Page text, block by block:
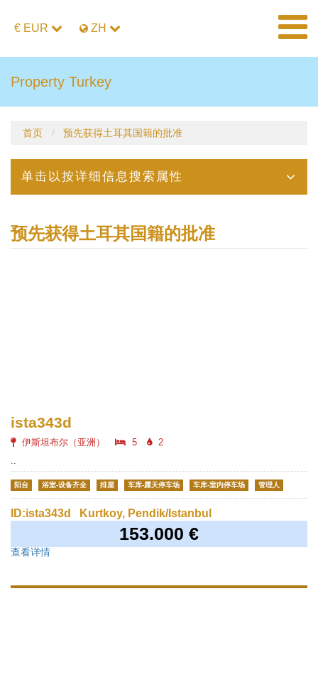
€ EUR ZH
Property Turkey
首页 预先获得土耳其国籍的批准
单击以按详细信息搜索属性
预先获得土耳其国籍的批准
ista343d
伊斯坦布尔（亚洲） 5
2
..
阳台 浴室-设备齐全 排屋 车库-露天停车场 车库-室内停车场 管理人
ID:ista343d Kurtkoy, Pendik/Istanbul
153.000 €
查看详情